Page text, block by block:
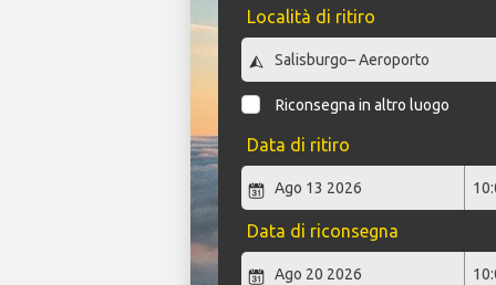
Località di ritiro
Riconsegna in altro luogo
Data di ritiro
Data di riconsegna